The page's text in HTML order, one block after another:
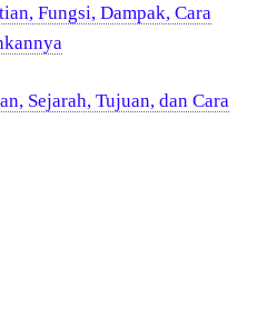
Fungsi, Dampak, Cara
Sejarah, Tujuan, dan Cara